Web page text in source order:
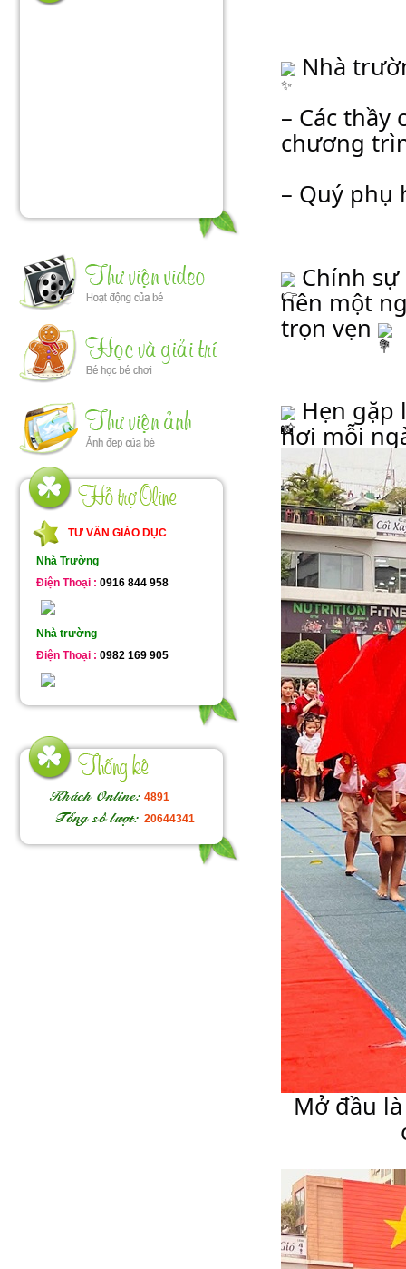
TƯ VẤN GIÁO DỤC
Nhà Trường
Điện Thoại : 0916 844 958
Nhà trường
Điện Thoại : 0982 169 905
4891
20644341
Nhà
– Các thầy
chương
– Quý phụ
Chính
nên một
trọn vẹn
Hẹn gặp